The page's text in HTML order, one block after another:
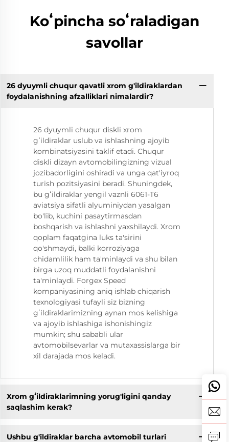
Koʻpincha soʻraladigan
savollar
26 dyuymli chuqur qavatli xrom g'ildiraklardan
foydalanishning afzalliklari nimalardir?
26 dyuymli chuqur diskli xrom
gʻildiraklar uslub va ishlashning ajoyib
kombinatsiyasini taklif etadi. Chuqur
diskli dizayn avtomobilingizning vizual
jozibadorligini oshiradi va unga qat'iyroq
turish pozitsiyasini beradi. Shuningdek,
bu gʻildiraklar yengil vaznli 6061-T6
aviatsiya sifatli alyuminiydan yasalgan
bo'lib, kuchini pasaytirmasdan
boshqarish va ishlashni yaxshilaydi. Xrom
qoplam faqatgina luks ta'sirini
qo'shmaydi, balki korroziyaga
chidamlilik ham ta'minlaydi va shu bilan
birga uzoq muddatli foydalanishni
ta'minlaydi. Forgex Speed
kompaniyasining aniq ishlab chiqarish
texnologiyasi tufayli siz bizning
gʻildiraklarimizning aynan mos kelishiga
va ajoyib ishlashiga ishonishingiz
mumkin; shu sababli ular
avtomobilsevarlar va mutaxassislarga bir
xil darajada mos keladi.
Xrom gʻildiraklarimning yorug'ligini qanday
saqlashim kerak?
Ushbu g'ildiraklar barcha avtomobil turlari